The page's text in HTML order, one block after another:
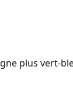
plus vert-